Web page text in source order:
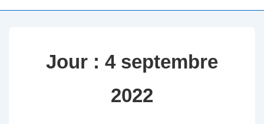
Jour : 4 septembre
2022